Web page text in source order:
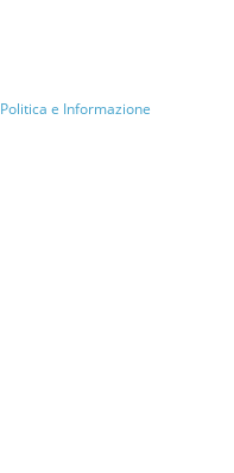
Politica e Informazione